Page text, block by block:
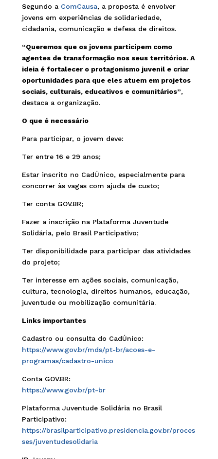
Segundo a ComCausa, a proposta é envolver
jovens em experiências de solidariedade,
cidadania, comunicação e defesa de direitos.
“Queremos que os jovens participem como
agentes de transformação nos seus territórios. A
ideia é fortalecer o protagonismo juvenil e criar
oportunidades para que eles atuem em projetos
sociais, culturais, educativos e comunitários”,
destaca a organização.
O que é necessário
Para participar, o jovem deve:
Ter entre 16 e 29 anos;
Estar inscrito no CadÚnico, especialmente para
concorrer às vagas com ajuda de custo;
Ter conta GOV.BR;
Fazer a inscrição na Plataforma Juventude
Solidária, pelo Brasil Participativo;
Ter disponibilidade para participar das atividades
do projeto;
Ter interesse em ações sociais, comunicação,
cultura, tecnologia, direitos humanos, educação,
juventude ou mobilização comunitária.
Links importantes
Cadastro ou consulta do CadÚnico:
https://www.gov.br/mds/pt-br/acoes-e-
programas/cadastro-unico
Conta GOV.BR:
https://www.gov.br/pt-br
Plataforma Juventude Solidária no Brasil
Participativo:
https://brasilparticipativo.presidencia.gov.br/proces
ses/juventudesolidaria